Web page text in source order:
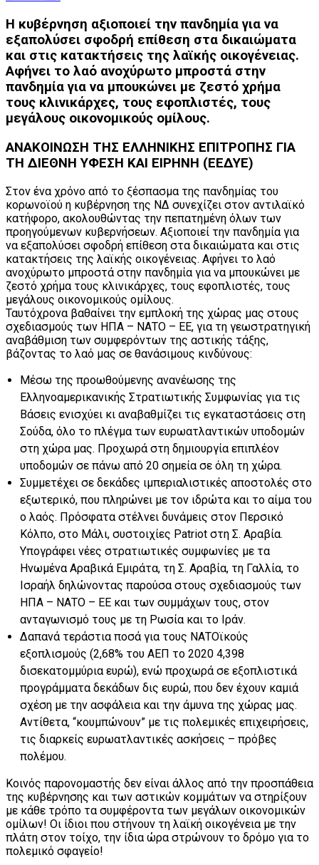
Η κυβέρνηση αξιοποιεί την πανδημία για να
εξαπολύσει σφοδρή επίθεση στα δικαιώματα
και στις κατακτήσεις της λαϊκής οικογένειας.
Αφήνει το λαό ανοχύρωτο μπροστά στην
πανδημία για να μπουκώνει με ζεστό χρήμα
τους κλινικάρχες, τους εφοπλιστές, τους
μεγάλους οικονομικούς ομίλους.
ΑΝΑΚΟΙΝΩΣΗ ΤΗΣ ΕΛΛΗΝΙΚΗΣ ΕΠΙΤΡOΠΗΣ ΓΙΑ
ΤΗ ΔΙΕΘΝΗ ΥΦΕΣΗ ΚΑΙ ΕΙΡΗΝΗ (ΕΕΔΥΕ)
Στον ένα χρόνο από το ξέσπασμα της πανδημίας του
κορωνοϊού η κυβέρνηση της ΝΔ συνεχίζει στον αντιλαϊκό
κατήφορο, ακολουθώντας την πεπατημένη όλων των
προηγούμενων κυβερνήσεων. Αξιοποιεί την πανδημία για
να εξαπολύσει σφοδρή επίθεση στα δικαιώματα και στις
κατακτήσεις της λαϊκής οικογένειας. Αφήνει το λαό
ανοχύρωτο μπροστά στην πανδημία για να μπουκώνει με
ζεστό χρήμα τους κλινικάρχες, τους εφοπλιστές, τους
μεγάλους οικονομικούς ομίλους.
Ταυτόχρονα βαθαίνει την εμπλοκή της χώρας μας στους
σχεδιασμούς των ΗΠΑ – ΝΑΤΟ – ΕΕ, για τη γεωστρατηγική
αναβάθμιση των συμφερόντων της αστικής τάξης,
βάζοντας το λαό μας σε θανάσιμους κινδύνους:
Μέσω της προωθούμενης ανανέωσης της
Ελληνοαμερικανικής Στρατιωτικής Συμφωνίας για τις
Βάσεις ενισχύει κι αναβαθμίζει τις εγκαταστάσεις στη
Σούδα, όλο το πλέγμα των ευρωατλαντικών υποδομών
στη χώρα μας. Προχωρά στη δημιουργία επιπλέον
υποδομών σε πάνω από 20 σημεία σε όλη τη χώρα.
Συμμετέχει σε δεκάδες ιμπεριαλιστικές αποστολές στο
εξωτερικό, που πληρώνει με τον ιδρώτα και το αίμα του
ο λαός. Πρόσφατα στέλνει δυνάμεις στον Περσικό
Κόλπο, στο Μάλι, συστοιχίες Patriot στη Σ. Αραβία.
Υπογράφει νέες στρατιωτικές συμφωνίες με τα
Ηνωμένα Αραβικά Εμιράτα, τη Σ. Αραβία, τη Γαλλία, το
Ισραήλ δηλώνοντας παρούσα στους σχεδιασμούς των
ΗΠΑ – ΝΑΤΟ – ΕΕ και των συμμάχων τους, στον
ανταγωνισμό τους με τη Ρωσία και το Ιράν.
Δαπανά τεράστια ποσά για τους ΝΑΤΟϊκούς
εξοπλισμούς (2,68% του ΑΕΠ το 2020 4,398
δισεκατομμύρια ευρώ), ενώ προχωρά σε εξοπλιστικά
προγράμματα δεκάδων δις ευρώ, που δεν έχουν καμιά
σχέση με την ασφάλεια και την άμυνα της χώρας μας.
Αντίθετα, “κουμπώνουν” με τις πολεμικές επιχειρήσεις,
τις διαρκείς ευρωατλαντικές ασκήσεις – πρόβες
πολέμου.
Κοινός παρονομαστής δεν είναι άλλος από την προσπάθεια
της κυβέρνησης και των αστικών κομμάτων να στηρίξουν
με κάθε τρόπο τα συμφέροντα των μεγάλων οικονομικών
ομίλων! Οι ίδιοι που στήνουν τη λαϊκή οικογένεια με την
πλάτη στον τοίχο, την ίδια ώρα στρώνουν το δρόμο για το
πολεμικό σφαγείο!